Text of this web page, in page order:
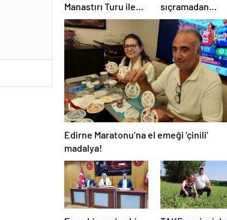
Manastırı Turu ile
Tarih ve Doğayı Bir
Arada Keşfedin
sıçramadan
söndürüldü!
Edirne Maratonu’na el emeği ‘çinili’
madalya!